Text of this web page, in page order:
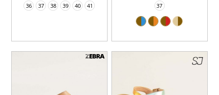
36 37 38 39 40 41 37